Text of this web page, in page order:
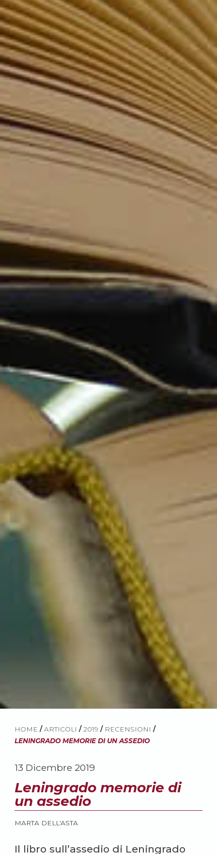
HOME / ARTICOLI / 2019 / RECENSIONI /
LENINGRADO MEMORIE DI UN ASSEDIO
13 Dicembre 2019
Leningrado memorie di
un assedio
MARTA DELL'ASTA
Il libro sull’assedio di Leningrado